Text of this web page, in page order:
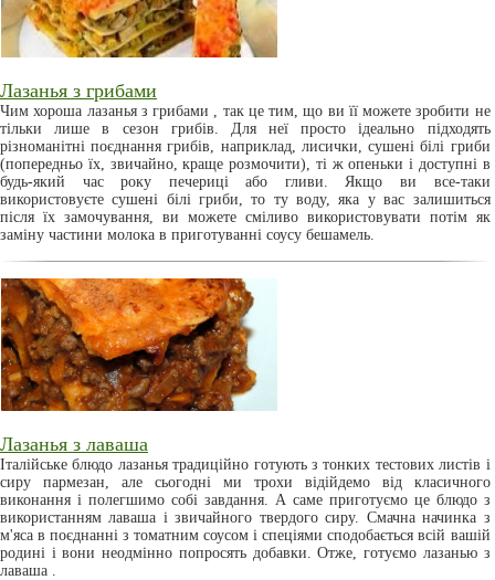
Лазанья з грибами
Чим хороша лазанья з грибами , так це тим, що ви її можете зробити не
тільки лише в сезон грибів. Для неї просто ідеально підходять
різноманітні поєднання грибів, наприклад, лисички, сушені білі гриби
(попередньо їх, звичайно, краще розмочити), ті ж опеньки і доступні в
будь-який час року печериці або гливи. Якщо ви все-таки
використовуєте сушені білі гриби, то ту воду, яка у вас залишиться
після їх замочування, ви можете сміливо використовувати потім як
заміну частини молока в приготуванні соусу бешамель.
Лазанья з лаваша
Італійське блюдо лазанья традиційно готують з тонких тестових листів і
сиру пармезан, але сьогодні ми трохи відійдемо від класичного
виконання і полегшимо собі завдання. А саме приготуємо це блюдо з
використанням лаваша і звичайного твердого сиру. Смачна начинка з
м'яса в поєднанні з томатним соусом і спеціями сподобається всій вашій
родині і вони неодмінно попросять добавки. Отже, готуємо лазанью з
лаваша .